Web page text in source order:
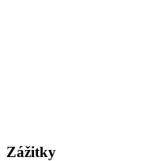
Zážitky